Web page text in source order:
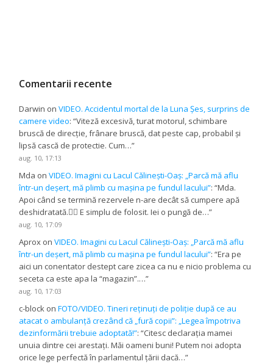
Comentarii recente
Darwin onVIDEO. Accidentul mortal de la Luna Șes, surprins de
camere video: “Viteză excesivă, turat motorul, schimbare
bruscă de direcție, frânare bruscă, dat peste cap, probabil și
lipsă cască de protectie. Cum…”
aug. 10, 17:13
Mda onVIDEO. Imagini cu Lacul Călinești-Oaș: „Parcă mă aflu
într-un deșert, mă plimb cu mașina pe fundul lacului”: “Mda.
Apoi când se termină rezervele n-are decât să cumpere apă
deshidratată.😵‍💫 E simplu de folosit. Iei o pungă de…”
aug. 10, 17:09
Aprox onVIDEO. Imagini cu Lacul Călinești-Oaș: „Parcă mă aflu
într-un deșert, mă plimb cu mașina pe fundul lacului”: “Era pe
aici un conentator destept care zicea ca nu e nicio problema cu
seceta ca este apa la “magazin”.…”
aug. 10, 17:03
c-block onFOTO/VIDEO. Tineri reținuți de poliție după ce au
atacat o ambulanță crezând că „fură copii”: „Legea împotriva
dezinformării trebuie adoptată!”: “Citesc declarația mamei
unuia dintre cei arestați. Măi oameni buni! Putem noi adopta
orice lege perfectă în parlamentul țării dacă…”